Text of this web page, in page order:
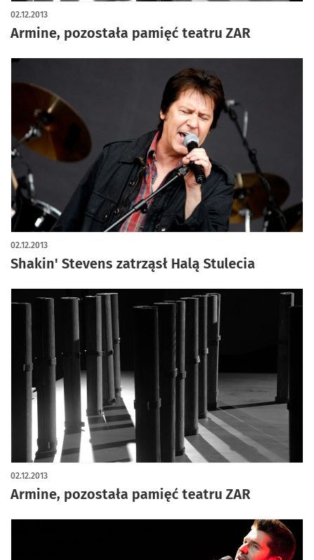
Armine, pozostała pamięć teatru ZAR
02.12.2013
Shakin' Stevens zatrząsł Halą Stulecia
02.12.2013
Armine, pozostała pamięć teatru ZAR
02.12.2013